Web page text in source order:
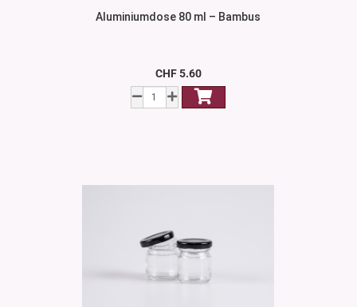
Aluminiumdose 80 ml – Bambus
CHF 5.60